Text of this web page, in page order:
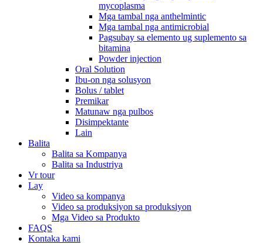
mycoplasma
Mga tambal nga anthelmintic
Mga tambal nga antimicrobial
Pagsubay sa elemento ug suplemento sa
bitamina
Powder injection
Oral Solution
Ibu-on nga solusyon
Bolus / tablet
Premikar
Matunaw nga pulbos
Disimpektante
Lain
Balita
Balita sa Kompanya
Balita sa Industriya
Vr tour
Lay
Video sa kompanya
Video sa produksiyon sa produksiyon
Mga Video sa Produkto
FAQS
Kontaka kami